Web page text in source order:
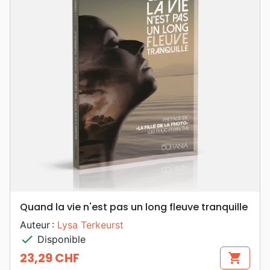
Quand la vie n'est pas un long fleuve tranquille
Auteur : Lysa Terkeurst
check Disponible
Prix
23,29 CHF shopping_cart